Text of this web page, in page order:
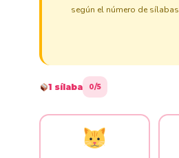
según el número de sílabas
1 sílaba 0/5